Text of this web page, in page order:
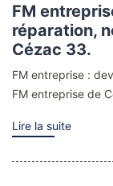
FM
réparation,
Cézac 33.
FM entreprise :
FM entreprise de
Lire la suite